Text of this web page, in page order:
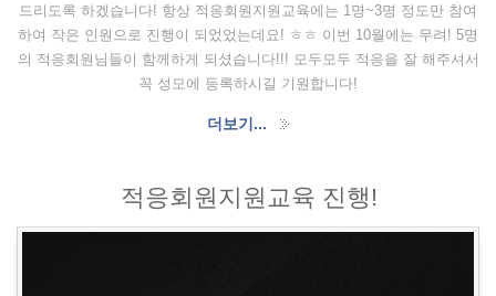
드리도록 하겠습니다! 항상 적응회원지원교육에는 1명~3명 정도만 참여
하여 작은 인원으로 진행이 되었었는데요! ㅎㅎ 이번 10월에는 무려! 5명
의 적응회원님들이 함께하게 되셨습니다!!! 모두모두 적응을 잘 해주셔서
꼭 성모에 등록하시길 기원합니다!
더보기...
적응회원지원교육 진행!